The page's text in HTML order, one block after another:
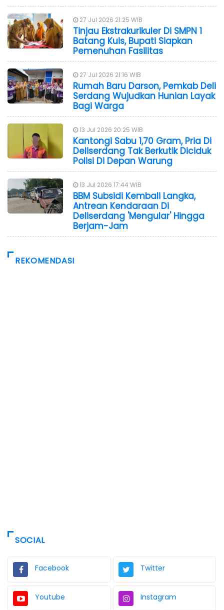
27 Jul 2026 21:25 WIB
Tinjau Ekstrakurikuler Di SMPN 1
Batang Kuis, Bupati Siapkan
Pemenuhan Fasilitas
27 Jul 2026 21:16 WIB
Rumah Baru Darson, Pemkab Deli
Serdang Wujudkan Hunian Layak
Bagi Warga
13 Jul 2026 20:25 WIB
Kantongi Sabu 1,70 Gram, Pria Di
Deliserdang Tak Berkutik Diciduk
Polisi Di Depan Warung
13 Jul 2026 17:44 WIB
BBM Subsidi Kembali Langka,
Antrean Kendaraan Di
Deliserdang 'Mengular' Hingga
Berjam-Jam
REKOMENDASI
SOCIAL
Facebook Twitter
Youtube Instagram